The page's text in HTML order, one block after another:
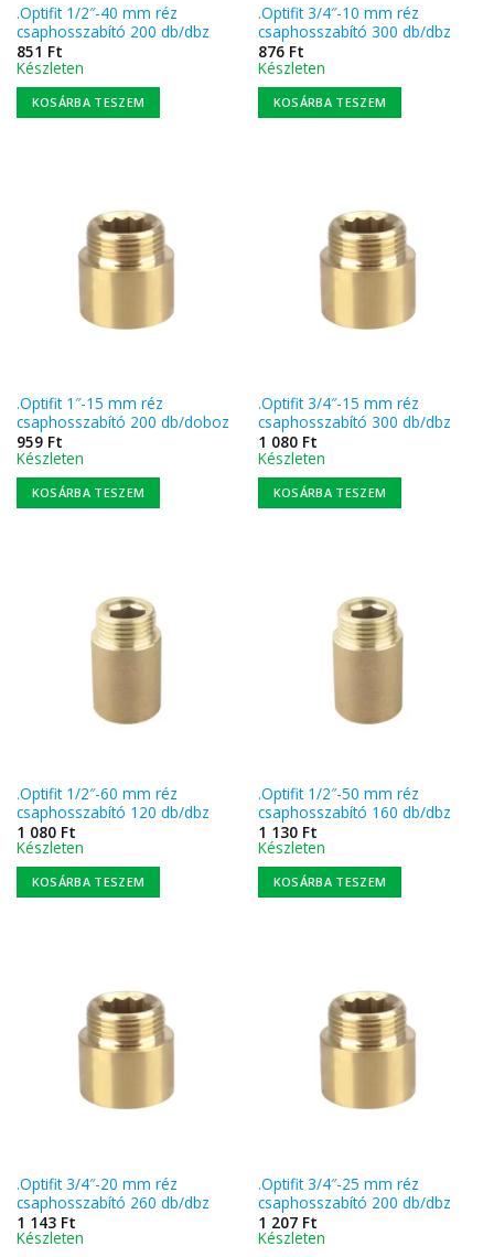
.Optifit 1/2″-40 mm réz
csaphosszabító 200 db/dbz
851 Ft
Készleten
KOSÁRBA TESZEM
.Optifit 3/4″-10 mm réz
csaphosszabító 300 db/dbz
876 Ft
Készleten
KOSÁRBA TESZEM
.Optifit 1″-15 mm réz
csaphosszabító 200 db/doboz
959 Ft
Készleten
KOSÁRBA TESZEM
.Optifit 3/4″-15 mm réz
csaphosszabító 300 db/dbz
1 080 Ft
Készleten
KOSÁRBA TESZEM
.Optifit 1/2″-60 mm réz
csaphosszabító 120 db/dbz
1 080 Ft
Készleten
KOSÁRBA TESZEM
.Optifit 1/2″-50 mm réz
csaphosszabító 160 db/dbz
1 130 Ft
Készleten
KOSÁRBA TESZEM
.Optifit 3/4″-20 mm réz
csaphosszabító 260 db/dbz
1 143 Ft
Készleten
.Optifit 3/4″-25 mm réz
csaphosszabító 200 db/dbz
1 207 Ft
Készleten